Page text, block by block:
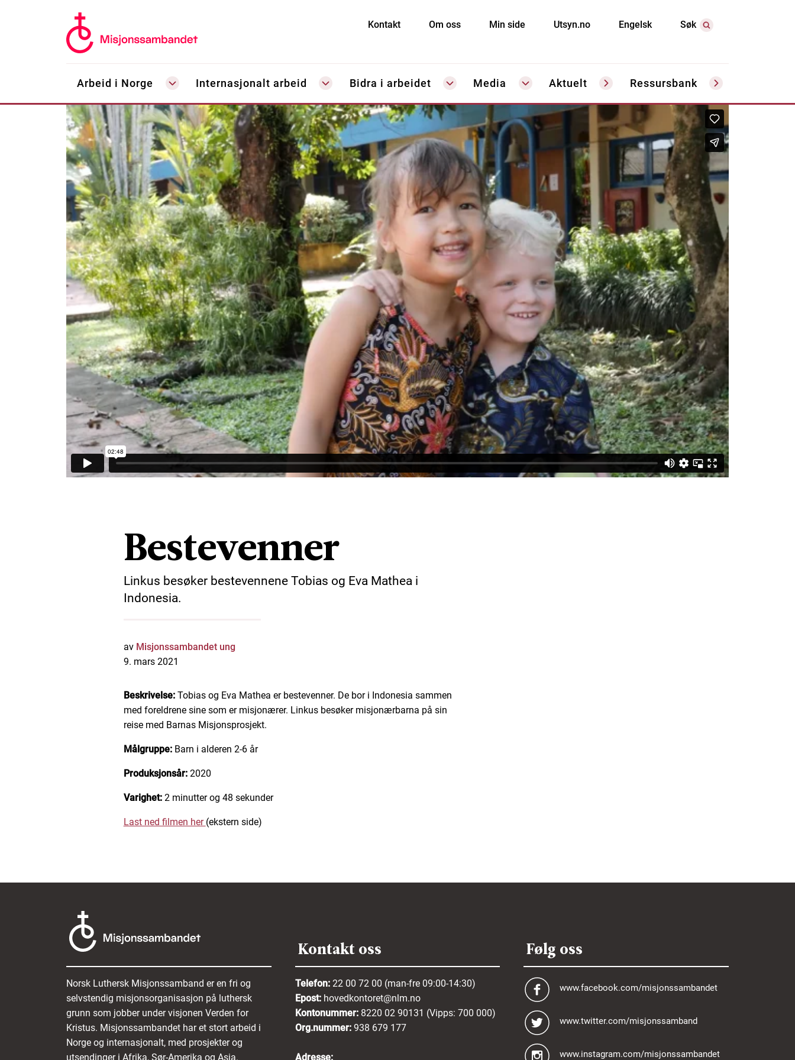
Kontakt Om oss Min side Utsyn.no Engelsk Søk
Arbeid i Norge Internasjonalt arbeid Bidra i arbeidet Media Aktuelt Ressursbank
Bestevenner
Linkus besøker bestevennene Tobias og Eva Mathea i
Indonesia.
av Misjonssambandet ung
9. mars 2021
Beskrivelse: Tobias og Eva Mathea er bestevenner. De bor i Indonesia sammen
med foreldrene sine som er misjonærer. Linkus besøker misjonærbarna på sin
reise med Barnas Misjonsprosjekt.
Målgruppe: Barn i alderen 2-6 år
Produksjonsår: 2020
Varighet: 2 minutter og 48 sekunder
Last ned filmen her (ekstern side)
Norsk Luthersk Misjonssamband er en fri og
selvstendig misjonsorganisasjon på luthersk
grunn som jobber under visjonen Verden for
Kristus. Misjonssambandet har et stort arbeid i
Norge og internasjonalt, med prosjekter og
utsendinger i Afrika, Sør-Amerika og Asia.
Kontakt oss
Telefon: 22 00 72 00 (man-fre 09:00-14:30)
Epost: hovedkontoret@nlm.no
Kontonummer: 8220 02 90131 (Vipps: 700 000)
Org.nummer: 938 679 177
Adresse:
Følg oss
www.facebook.com/misjonssambandet
www.twitter.com/misjonssamband
www.instagram.com/misjonssambandet